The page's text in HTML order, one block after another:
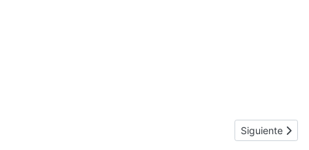
Artículo
Siguiente